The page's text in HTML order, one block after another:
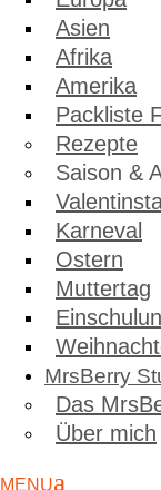
Asien
Afrika
Amerika
Packliste
Rezepte
Saison &
Karneval
Ostern
Muttertag
MrsBerry
Das
Über mich